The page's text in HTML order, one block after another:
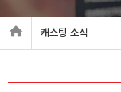
캐스팅 소식